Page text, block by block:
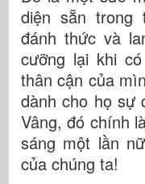
diện sẵn trong
đánh thức và
cưỡng lại khi
thân cận của
dành cho họ sự
Vâng, đó chính
sáng một lần
của chúng ta!